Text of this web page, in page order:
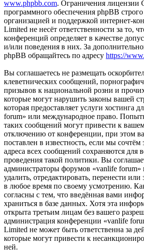
www.phpbb.com. Ограничения лицензии
программного обеспечения phpBB
организацией и поддержкой интернет-
Limited не несёт ответственности за то,
конференций определяет в качестве
и/или поведения в них. За
phpBB обращайтесь по адресу https://
Вы соглашаетесь не размещать
клеветнических сообщений,
призывов к национальной розни и
которые могут нарушить законы вашей
которая предоставляет услуги хостинга
forum» или международное право.
таких сообщений могут привести к
отключению от конференции, при этом
поставлен в известность, если мы
адреса всех сообщений сохраняются для
проведения такой политики. Вы
администраторы форумов «vanlife
удалить, отредактировать, перенести
в любое время по своему усмотрению.
согласны с тем, что введённая вами
храниться в базе данных. Хотя эта
открыта третьим лицам без вашего
администрация конференции «vanlife
Limited не может быть ответственна за
которые могут привести к
ней.